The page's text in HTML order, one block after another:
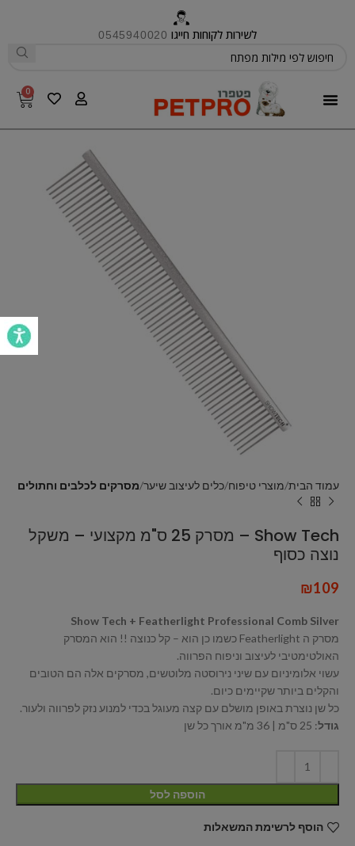
לשירות לקוחות חייגו 0545940020
0
עמוד הבית מוצרי טיפוח כלים לעיצוב שיער מסרקים לכלבים וחתולים
Show Tech – מסרק 25 ס"מ מקצועי – משקל
נוצה כסוף
₪109
Show Tech + Featherlight Professional Comb Silver
מסרק ה Featherlight כשמו כן הוא – קל כנוצה !! הוא המסרק
האולטימטיבי לעיצוב וניפוח הפרווה.
עשוי אלומיניום עם שיני נירוסטה מלוטשים, מסרקים אלה הם הטובים
והקלים ביותר שקיימים כיום.
כל שן נוצרת באופן מושלם עם קצה מעוגל בכדי למנוע נזק לפרווה ולעור.
גודל: 25 ס"מ | 36 מ"מ אורך כל שן
הוספה לסל
הוסף לרשימת המשאלות